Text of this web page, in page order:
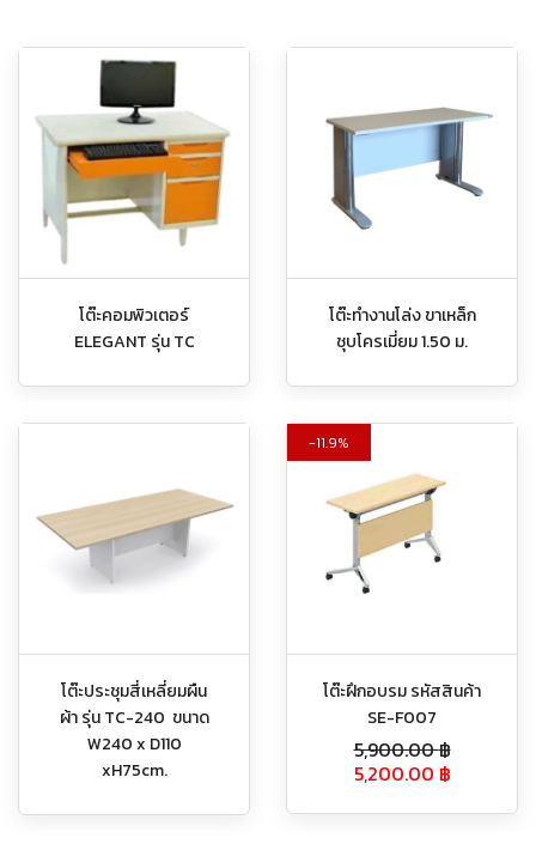
โต๊ะคอมพิวเตอร์
ELEGANT รุ่น TC
โต๊ะทำงานโล่ง ขาเหล็ก
ชุบโครเมี่ยม 1.50 ม.
โต๊ะประชุมสี่เหลี่ยมผืน
ผ้า รุ่น TC-240 ขนาด
W240 x D110
xH75cm.
11.9%
โต๊ะฝึกอบรม รหัสสินค้า
SE-F007
5,900.00฿
5,200.00 ฿